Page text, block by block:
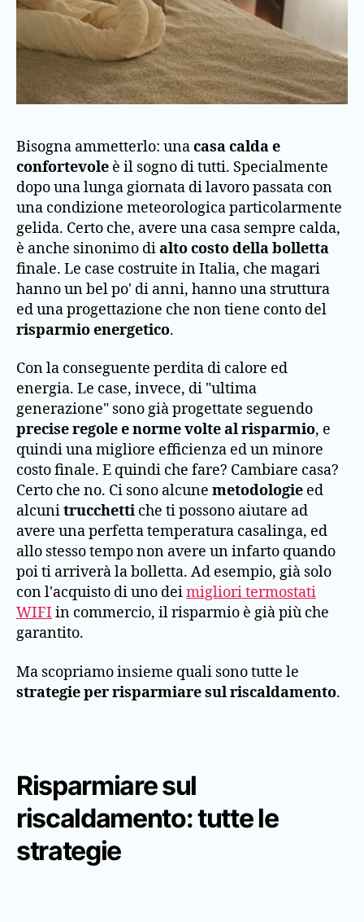
Bisogna ammetterlo: unacasa calda e
confortevole è il sogno di tutti. Specialmente
dopo una lunga giornata di lavoro passata con
una condizione meteorologica particolarmente
gelida. Certo che, avere una casa sempre calda,
è anche sinonimo dialto costo della bolletta
finale. Le case costruite in Italia, che magari
hanno un bel po' di anni, hanno una struttura
ed una progettazione che non tiene conto del
risparmio energetico.
Con la conseguente perdita di calore ed
energia. Le case, invece, di "ultima
generazione" sono già progettate seguendo
precise regole e norme volte al risparmio, e
quindi una migliore efficienza ed un minore
costo finale. E quindi che fare? Cambiare casa?
Certo che no. Ci sono alcune metodologie ed
alcunitrucchetti che ti possono aiutare ad
avere una perfetta temperatura casalinga, ed
allo stesso tempo non avere un infarto quando
poi ti arriverà la bolletta. Ad esempio, già solo
con l'acquisto di uno deimigliori termostati
WIFI in commercio, il risparmio è già più che
garantito.
Ma scopriamo insieme quali sono tutte le
strategie per risparmiare sul riscaldamento.
Risparmiare sul
riscaldamento: tutte le
strategie